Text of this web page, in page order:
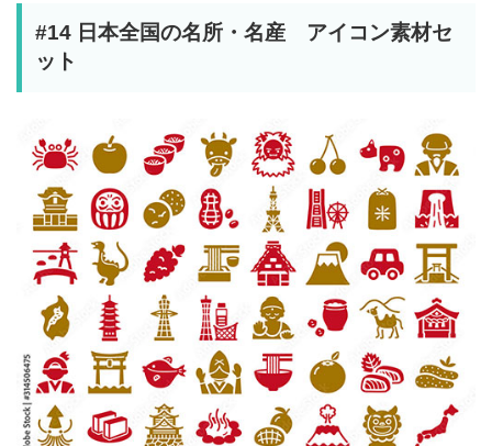
#14 日本全国の名所・名産 アイコン素材セ
ット